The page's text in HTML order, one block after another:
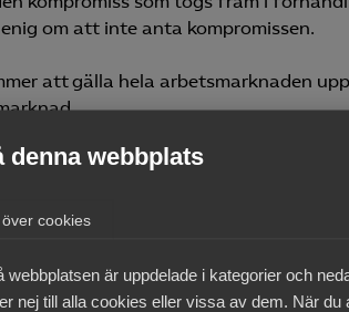
denna webbplats
cookies
webbplatsen är uppdelade i kategorier och
nej till alla cookies eller vissa av dem. När du
om att inte anta kompromissen.
att gälla hela arbetsmarknaden
förbättra regelverken på
Näringsliv är övertygad om att det
träffat en överenskommelse i
väg än lagstiftningsvägen. Vi